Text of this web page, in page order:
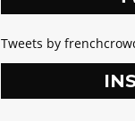
Tweets by